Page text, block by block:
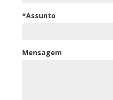
*Assunto
Mensagem